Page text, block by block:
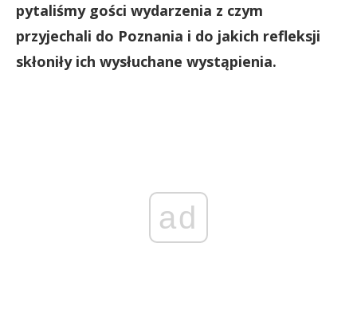
pytaliśmy gości wydarzenia z czym
przyjechali do Poznania i do jakich refleksji
skłoniły ich wysłuchane wystąpienia.
ad